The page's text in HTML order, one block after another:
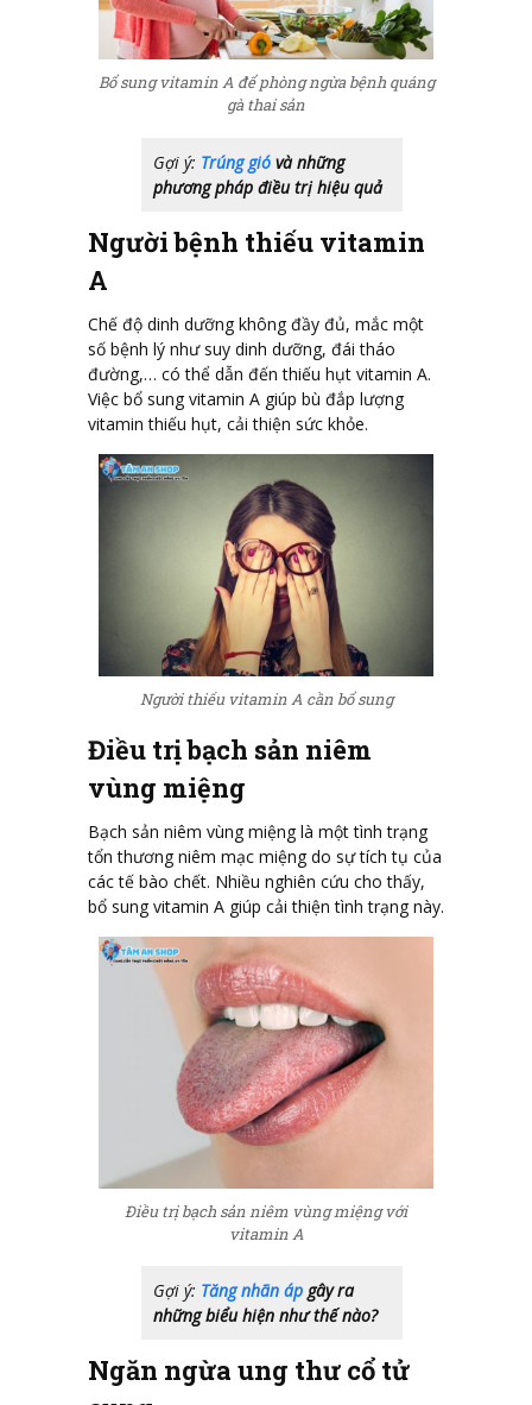
Bổ sung vitamin A để phòng ngừa bệnh quáng
gà thai sản
Gợi ý: Trúng gió và những
phương pháp điều trị hiệu quả
Người bệnh thiếu vitamin
A
Chế độ dinh dưỡng không đầy đủ, mắc một
số bệnh lý như suy dinh dưỡng, đái tháo
đường,… có thể dẫn đến thiếu hụt vitamin A.
Việc bổ sung vitamin A giúp bù đắp lượng
vitamin thiếu hụt, cải thiện sức khỏe.
Người thiếu vitamin A cần bổ sung
Điều trị bạch sản niêm
vùng miệng
Bạch sản niêm vùng miệng là một tình trạng
tổn thương niêm mạc miệng do sự tích tụ của
các tế bào chết. Nhiều nghiên cứu cho thấy,
bổ sung vitamin A giúp cải thiện tình trạng này.
Điều trị bạch sản niêm vùng miệng với
vitamin A
Gợi ý: Tăng nhãn áp gây ra
những biểu hiện như thế nào?
Ngăn ngừa ung thư cổ tử